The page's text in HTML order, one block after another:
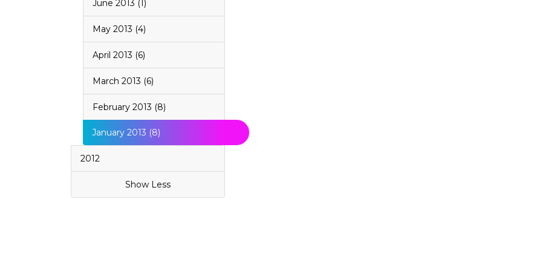
June 2013 (1)
May 2013 (4)
April 2013 (6)
March 2013 (6)
February 2013 (8)
January 2013 (8)
2012
Show Less